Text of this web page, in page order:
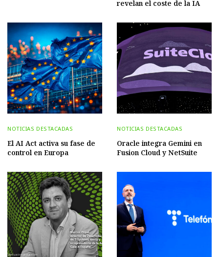
revelan el coste de la IA
NOTICIAS DESTACADAS
El AI Act activa su fase de
control en Europa
NOTICIAS DESTACADAS
Oracle integra Gemini en
Fusion Cloud y NetSuite